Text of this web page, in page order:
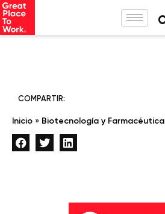
COMPARTIR:
Inicio » Biotecnología y Farmacéutica